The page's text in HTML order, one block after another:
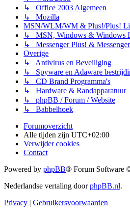
↳ Office 2003 Algemeen
↳ Mozilla
MSN/WLM/WM & Plus!/Plus!
↳ MSN, Windows & Windows
↳ Messenger Plus! &
Overige
↳ Antivirus en Beveiliging
↳ Spyware en Adaware
↳ CD Brand Programma's
↳ Hardware & Randapparatuur
↳ phpBB / Forum / Website
↳ Babbelhoek
Forumoverzicht
Alle tijden zijn UTC+02:00
Verwijder cookies
Contact
Powered by phpBB® Forum Software
Nederlandse vertaling doorphpBB.nl.
Privacy | Gebruikersvoorwaarden